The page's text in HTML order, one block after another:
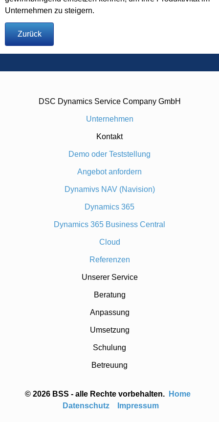
Unternehmen zu steigern.
Zurück
DSC Dynamics Service Company GmbH
Unternehmen
Kontakt
Demo oder Teststellung
Angebot anfordern
Dynamivs NAV (Navision)
Dynamics 365
Dynamics 365 Business Central
Cloud
Referenzen
Unserer Service
Beratung
Anpassung
Umsetzung
Schulung
Betreuung
© 2026 BSS - alle Rechte vorbehalten.
Home
Datenschutz
Impressum